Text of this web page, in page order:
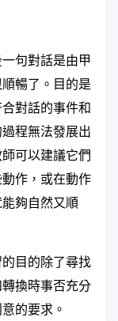
句對話是由甲
暢了。目的是
對話的事件和
程無法發展出
可以建議它們
作，或在動作
夠自然又順
目的除了尋找
換時事否充分
的要求。